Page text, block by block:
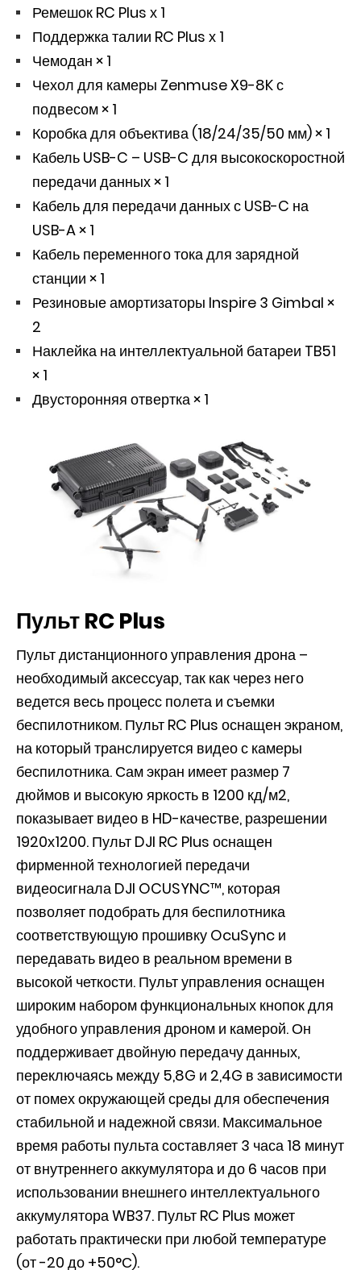
Ремешок RC Plus х 1
Поддержка талии RC Plus х 1
Чемодан × 1
Чехол для камеры Zenmuse X9-8K с
подвесом × 1
Коробка для объектива (18/24/35/50 мм) × 1
Кабель USB-C – USB-C для высокоскоростной
передачи данных × 1
Кабель для передачи данных с USB-C на
USB-A × 1
Кабель переменного тока для зарядной
станции × 1
Резиновые амортизаторы Inspire 3 Gimbal ×
2
Наклейка на интеллектуальной батареи TB51
× 1
Двусторонняя отвертка × 1
Пульт RC Plus
Пульт дистанционного управления дрона –
необходимый аксессуар, так как через него
ведется весь процесс полета и съемки
беспилотником. Пульт RC Plus оснащен экраном,
на который транслируется видео с камеры
беспилотника. Сам экран имеет размер 7
дюймов и высокую яркость в 1200 кд/м2,
показывает видео в HD-качестве, разрешении
1920х1200. Пульт DJI RC Plus оснащен
фирменной технологией передачи
видеосигнала DJI OCUSYNC™, которая
позволяет подобрать для беспилотника
соответствующую прошивку OcuSync и
передавать видео в реальном времени в
высокой четкости. Пульт управления оснащен
широким набором функциональных кнопок для
удобного управления дроном и камерой. Он
поддерживает двойную передачу данных,
переключаясь между 5,8G и 2,4G в зависимости
от помех окружающей среды для обеспечения
стабильной и надежной связи. Максимальное
время работы пульта составляет 3 часа 18 минут
от внутреннего аккумулятора и до 6 часов при
использовании внешнего интеллектуального
аккумулятора WB37. Пульт RC Plus может
работать практически при любой температуре
(от -20 до +50°С).